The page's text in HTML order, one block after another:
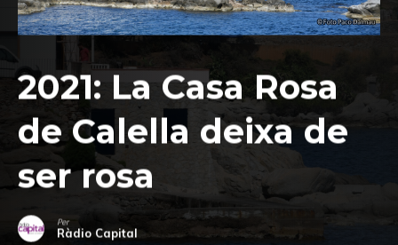
2021: La Casa Rosa
de Calella deixa de
ser rosa
Per
Ràdio Capital